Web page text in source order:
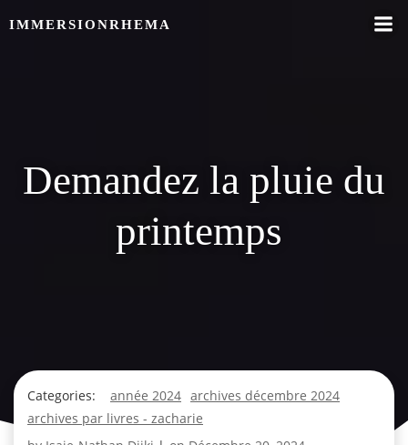
IMMERSIONRHEMA
Demandez la pluie du
printemps
Categories: année 2024 archives décembre 2024
archives par livres - zacharie